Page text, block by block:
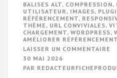
BALISES ALT, COMPRESSION,
UTILISATEUR , IMAGES,
RÉFÉRENCEMENT,
THÈME , URL CONVIVIALES,
CHARGEMENT, WORDPRESS,
AMÉLIORER RÉFÉRENCEMENT
LAISSER UN COMMENTAIRE
30 MAI 2026
PAR